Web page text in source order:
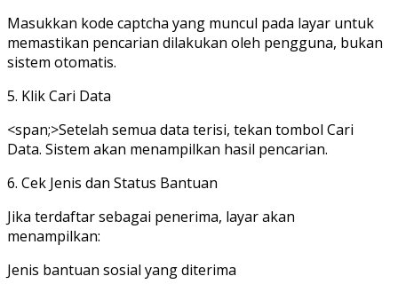
Masukkan kode captcha yang muncul pada layar untuk
memastikan pencarian dilakukan oleh pengguna, bukan
sistem otomatis.
‎5. Klik Cari Data
<span;>‎Setelah semua data terisi, tekan tombol Cari
Data. Sistem akan menampilkan hasil pencarian.
‎6. Cek Jenis dan Status Bantuan
Jika terdaftar sebagai penerima, layar akan
menampilkan:
Jenis bantuan sosial yang diterima